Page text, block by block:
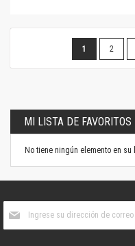
Estás
página
1 Página
2
MI LISTA DE FAVORITOS
No tiene ningún elemento en su
boletín